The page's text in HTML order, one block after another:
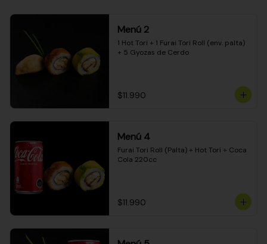
Menú 2
1 Hot Tori + 1 Furai Tori Roll (env. palta)
+ 5 Gyozas de Cerdo
$11.990
Menú 4
Furai Tori Roll (Palta) + Hot Tori + Coca
Cola 220cc
$11.990